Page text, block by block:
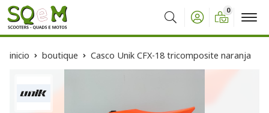
Buscar
0
inicio boutique Casco Unik CFX-18 tricomposite naranja